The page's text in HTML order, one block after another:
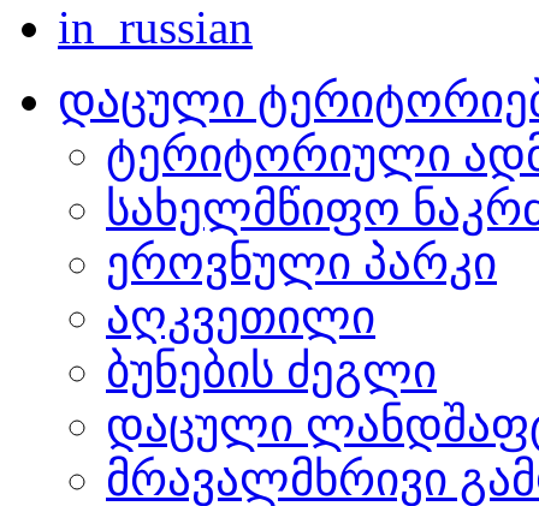
in_russian
დაცული
ტერიტორიული
სახელმწიფო
ეროვნული პარკი
აღკვეთილი
ბუნების ძეგლი
დაცული
მრავალმხრივი